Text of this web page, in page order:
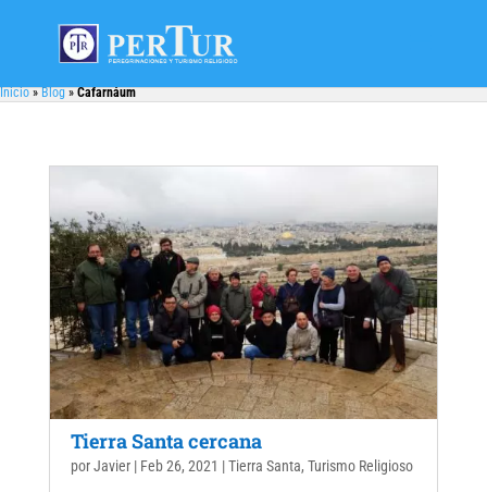
Inicio»Blog»Cafarnáum
Tierra Santa cercana
porJavier| Feb 26, 2021 |Tierra Santa, Turismo Religioso